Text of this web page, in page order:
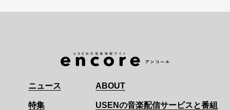
ニュース
特集
ABOUT
USENの音楽配信サービスと番組